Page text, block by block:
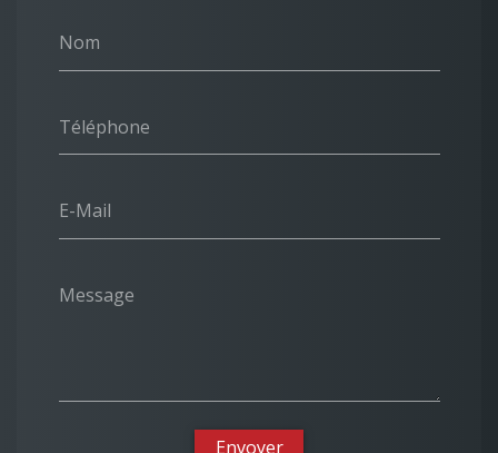
Nom
Téléphone
E-Mail
Message
Envoyer